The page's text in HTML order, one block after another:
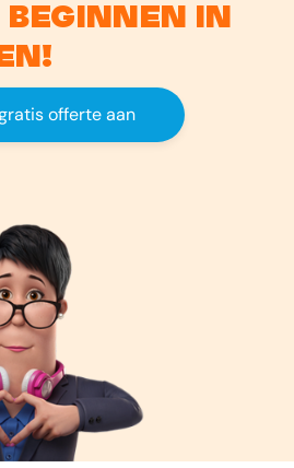
in
offerte aan